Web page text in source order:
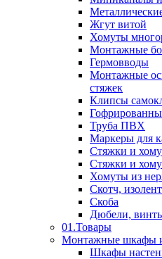
Жгут витой
Хомуты
Монтажные
Гермовводы
Монтажные
стяжек
Клипсы
Труба ПВХ
Маркеры для
Стяжки и
Стяжки и
Хомуты из
Скотч,
Скоба
Дюбели,
01.Товары
Монтажные шкафы
Шкафы